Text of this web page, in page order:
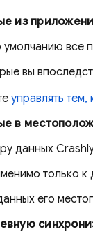
из
умолчанию все
вы
управлять
в
данных
только
его